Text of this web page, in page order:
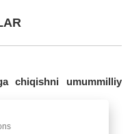
chiqishni umummilliy